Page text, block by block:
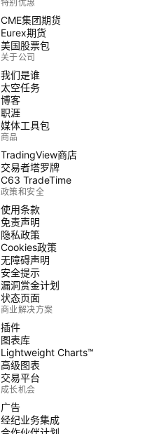
特别优惠
CME集团期货
Eurex期货
美国股票包
关于公司
我们是谁
太空任务
博客
职涯
媒体工具包
商品
TradingView商店
交易者塔罗牌
C63 TradeTime
政策和安全
使用条款
免责声明
隐私政策
Cookies政策
无障碍声明
安全提示
漏洞赏金计划
状态页面
商业解决方案
插件
图表库
Lightweight Charts™
高级图表
交易平台
成长机会
广告
经纪业务集成